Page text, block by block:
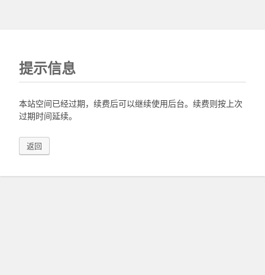
提示信息
本站空间已经过期，续费后可以继续使用后台。续费则按上次
过期时间延续。
返回